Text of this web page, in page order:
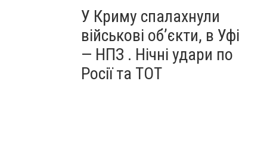
У Криму спалахнули
військові об’єкти, в Уфі
— НПЗ . Нічні удари по
Росії та ТОТ